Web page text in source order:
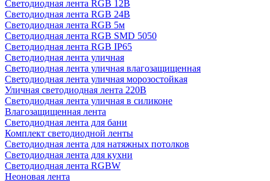
Светодиодная лента RGB 12В
Светодиодная лента RGB 24В
Светодиодная лента RGB 5м
Светодиодная лента RGB SMD 5050
Светодиодная лента RGB IP65
Светодиодная лента уличная
Светодиодная лента уличная влагозащищенная
Светодиодная лента уличная морозостойкая
Уличная светодиодная лента 220В
Светодиодная лента уличная в силиконе
Влагозащищенная лента
Светодиодная лента для бани
Комплект светодиодной ленты
Светодиодная лента для натяжных потолков
Светодиодная лента для кухни
Светодиодная лента RGBW
Неоновая лента